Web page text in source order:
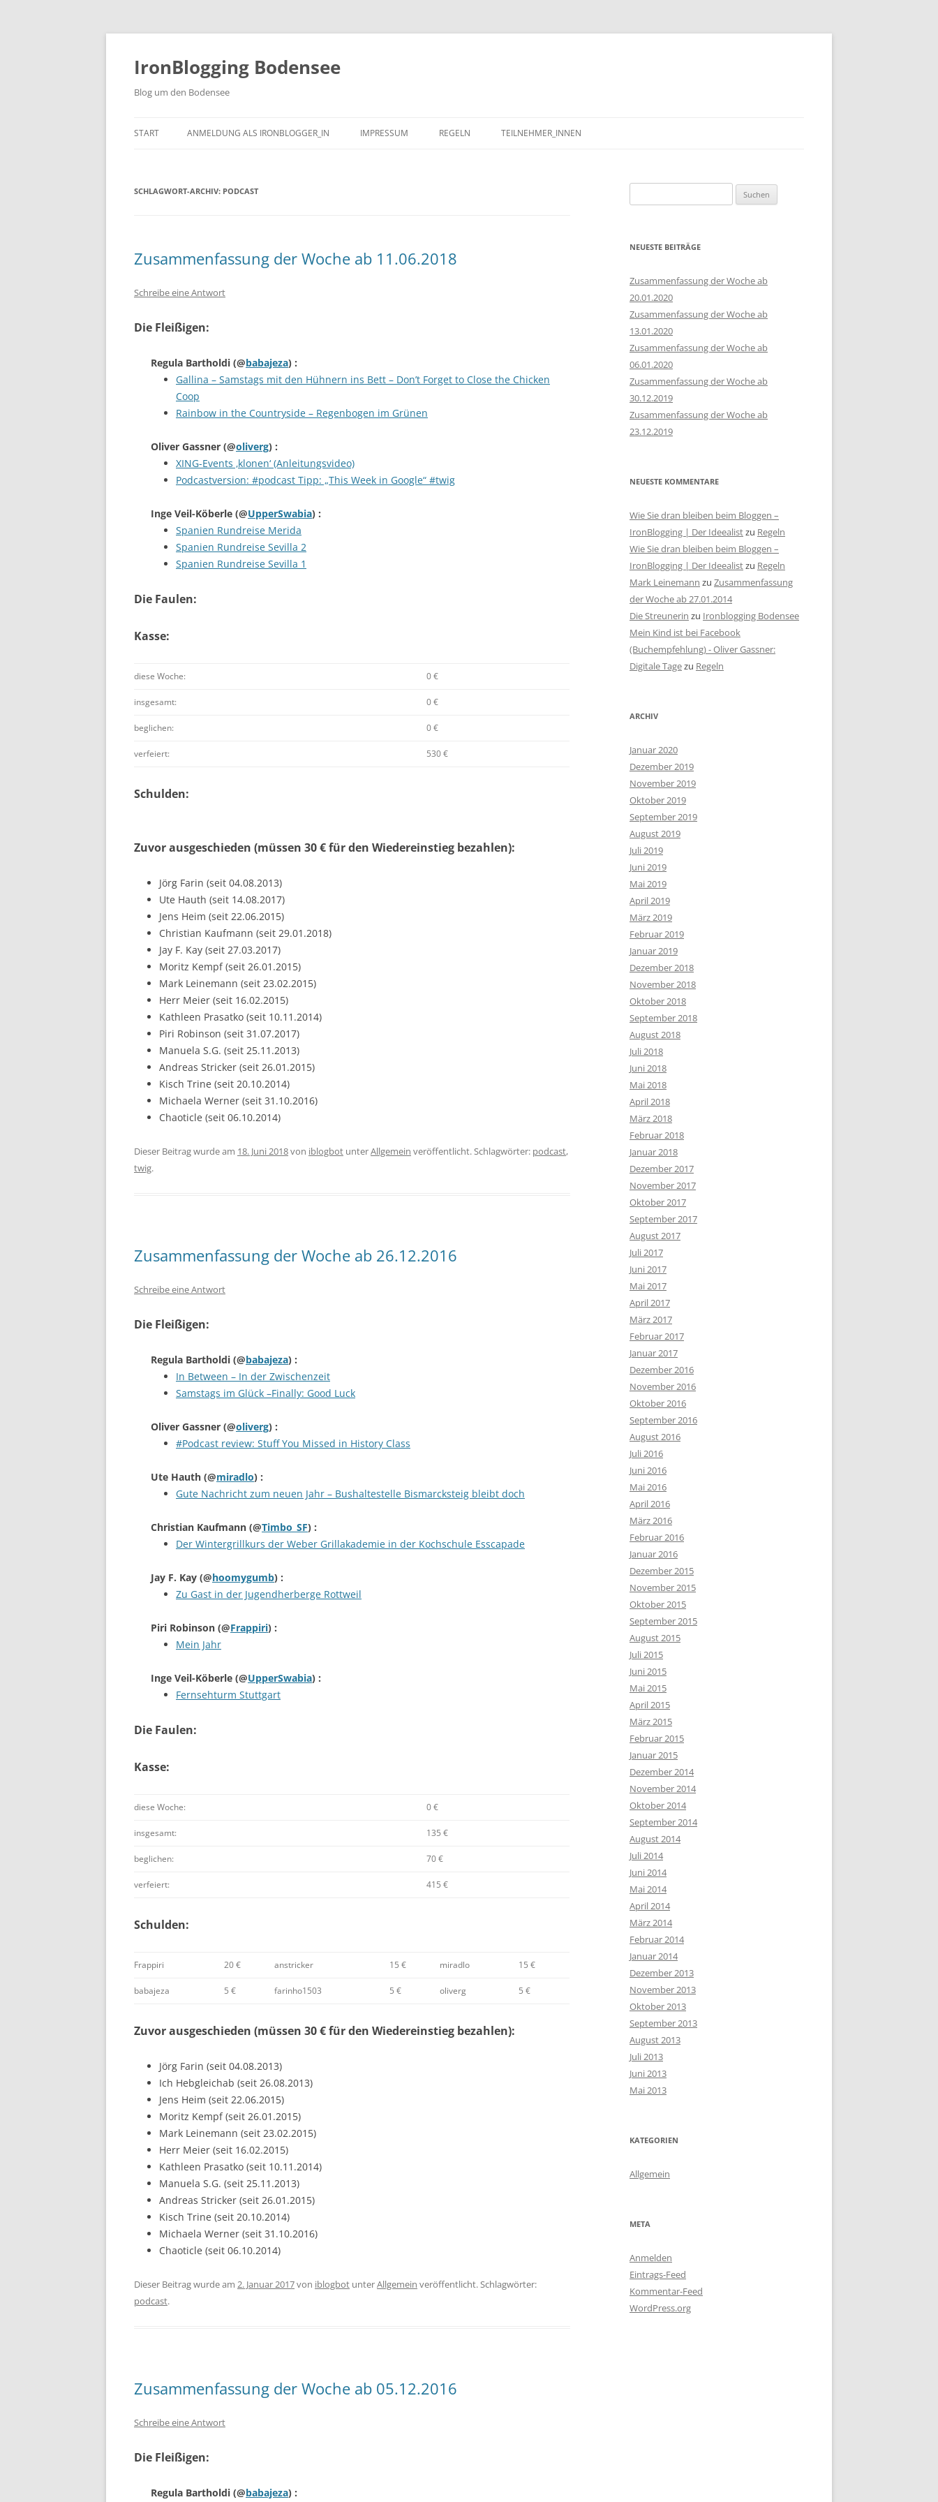
Zum
IronBlogging Bodensee
Blog um den Bodensee
START ANMELDUNG ALS IRONBLOGGER_IN IMPRESSUM REGELN TEILNEHMER_INNEN
SCHLAGWORT-ARCHIV: PODCAST
Zusammenfassung der Woche ab 11.06.2018
Schreibe eine Antwort
Die Fleißigen:
Regula Bartholdi (@babajeza) :
Gallina – Samstags mit den Hühnern ins Bett – Don’t Forget to Close the Chicken
Coop
Rainbow in the Countryside – Regenbogen im Grünen
Oliver Gassner (@oliverg) :
XING-Events ‚klonen‘ (Anleitungsvideo)
Podcastversion: #podcast Tipp: „This Week in Google“ #twig
Inge Veil-Köberle (@UpperSwabia) :
Spanien Rundreise Merida
Spanien Rundreise Sevilla 2
Spanien Rundreise Sevilla 1
Die Faulen:
Kasse:
diese Woche: 0 €
insgesamt: 0 €
beglichen: 0 €
verfeiert: 530 €
Schulden:
Zuvor ausgeschieden (müssen 30 € für den Wiedereinstieg bezahlen):
Jörg Farin (seit 04.08.2013)
Ute Hauth (seit 14.08.2017)
Jens Heim (seit 22.06.2015)
Christian Kaufmann (seit 29.01.2018)
Jay F. Kay (seit 27.03.2017)
Moritz Kempf (seit 26.01.2015)
Mark Leinemann (seit 23.02.2015)
Herr Meier (seit 16.02.2015)
Kathleen Prasatko (seit 10.11.2014)
Piri Robinson (seit 31.07.2017)
Manuela S.G. (seit 25.11.2013)
Andreas Stricker (seit 26.01.2015)
Kisch Trine (seit 20.10.2014)
Michaela Werner (seit 31.10.2016)
Chaoticle (seit 06.10.2014)
Dieser Beitrag wurde am 18. Juni 2018von iblogbot unterAllgemein veröffentlicht. Schlagwörter: podcast,
twig.
Zusammenfassung der Woche ab 26.12.2016
Schreibe eine Antwort
Die Fleißigen:
Regula Bartholdi (@babajeza) :
In Between – In der Zwischenzeit
Samstags im Glück –Finally: Good Luck
Oliver Gassner (@oliverg) :
#Podcast review: Stuff You Missed in History Class
Ute Hauth (@miradlo) :
Gute Nachricht zum neuen Jahr – Bushaltestelle Bismarcksteig bleibt doch
Christian Kaufmann (@Timbo_SF) :
Der Wintergrillkurs der Weber Grillakademie in der Kochschule Esscapade
Jay F. Kay (@hoomygumb) :
Zu Gast in der Jugendherberge Rottweil
Piri Robinson (@Frappiri) :
Mein Jahr
Inge Veil-Köberle (@UpperSwabia) :
Fernsehturm Stuttgart
Die Faulen:
Kasse:
diese Woche: 0 €
insgesamt: 135 €
beglichen: 70 €
verfeiert: 415 €
Schulden:
Frappiri 20 € anstricker 15 € miradlo 15 €
babajeza 5 € farinho1503 5 € oliverg 5 €
Zuvor ausgeschieden (müssen 30 € für den Wiedereinstieg bezahlen):
Jörg Farin (seit 04.08.2013)
Ich Hebgleichab (seit 26.08.2013)
Jens Heim (seit 22.06.2015)
Moritz Kempf (seit 26.01.2015)
Mark Leinemann (seit 23.02.2015)
Herr Meier (seit 16.02.2015)
Kathleen Prasatko (seit 10.11.2014)
Manuela S.G. (seit 25.11.2013)
Andreas Stricker (seit 26.01.2015)
Kisch Trine (seit 20.10.2014)
Michaela Werner (seit 31.10.2016)
Chaoticle (seit 06.10.2014)
Dieser Beitrag wurde am 2. Januar 2017von iblogbot unterAllgemein veröffentlicht. Schlagwörter:
podcast.
Zusammenfassung der Woche ab 05.12.2016
Schreibe eine Antwort
Die Fleißigen:
Regula Bartholdi (@babajeza) :
nach:
NEUESTE BEITRÄGE
Zusammenfassung der Woche ab
20.01.2020
Zusammenfassung der Woche ab
13.01.2020
Zusammenfassung der Woche ab
06.01.2020
Zusammenfassung der Woche ab
30.12.2019
Zusammenfassung der Woche ab
23.12.2019
NEUESTE KOMMENTARE
Wie Sie dran bleiben beim Bloggen –
IronBlogging | Der Ideealistzu Regeln
Wie Sie dran bleiben beim Bloggen –
IronBlogging | Der Ideealistzu Regeln
Mark Leinemann zu Zusammenfassung
der Woche ab 27.01.2014
Die Streunerin zu Ironblogging Bodensee
Mein Kind ist bei Facebook
(Buchempfehlung) - Oliver Gassner:
Digitale Tagezu Regeln
ARCHIV
Januar 2020
Dezember 2019
November 2019
Oktober 2019
September 2019
August 2019
Juli 2019
Juni 2019
Mai 2019
April 2019
März 2019
Februar 2019
Januar 2019
Dezember 2018
November 2018
Oktober 2018
September 2018
August 2018
Juli 2018
Juni 2018
Mai 2018
April 2018
März 2018
Februar 2018
Januar 2018
Dezember 2017
November 2017
Oktober 2017
September 2017
August 2017
Juli 2017
Juni 2017
Mai 2017
April 2017
März 2017
Februar 2017
Januar 2017
Dezember 2016
November 2016
Oktober 2016
September 2016
August 2016
Juli 2016
Juni 2016
Mai 2016
April 2016
März 2016
Februar 2016
Januar 2016
Dezember 2015
November 2015
Oktober 2015
September 2015
August 2015
Juli 2015
Juni 2015
Mai 2015
April 2015
März 2015
Februar 2015
Januar 2015
Dezember 2014
November 2014
Oktober 2014
September 2014
August 2014
Juli 2014
Juni 2014
Mai 2014
April 2014
März 2014
Februar 2014
Januar 2014
Dezember 2013
November 2013
Oktober 2013
September 2013
August 2013
Juli 2013
Juni 2013
Mai 2013
KATEGORIEN
Allgemein
META
Anmelden
Eintrags-Feed
Kommentar-Feed
WordPress.org